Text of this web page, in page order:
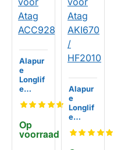
Op
voorraad
Alapur
e
Longlif
e
ffilter
kt voor
Atag
Alapur
e
Longlif
e
ffilter